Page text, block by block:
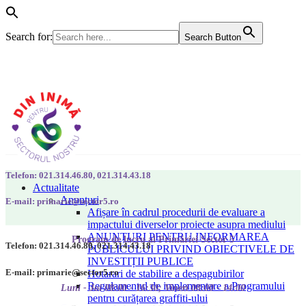
Search for: Search Button
Actualitate
Anunțuri
Afișare în cadrul procedurii de evaluare a
impactului diverselor proiecte asupra mediului
ANUNȚURI PENTRU INFORMAREA
PUBLICULUI PRIVIND OBIECTIVELE DE
INVESTIȚII PUBLICE
Hotarari de stabilire a despagubirilor
Regulamentul de implementare a Programului
pentru curățarea graffiti-ului
Telefon: 021.314.46.80, 021.314.43.18
E-mail: primarie@sector5.ro
Program de lucru al Primăriei Sector 5
Luni - Joi 08:00 - 16:30; Vineri 08:00 - 14:00
Telefon: 021.314.46.80, 021.314.43.18
E-mail: primarie@sector5.ro